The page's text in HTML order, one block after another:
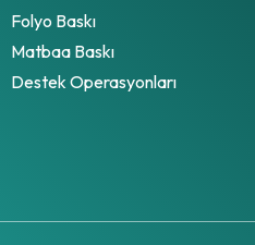
Folyo Baskı
Matbaa Baskı
Destek Operasyonları